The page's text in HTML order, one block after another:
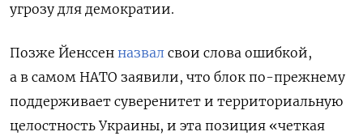
угрозу для демократии.
Позже Йенссен назвал свои слова ошибкой,
а в самом НАТО заявили, что блок по-прежнему
поддерживает суверенитет и территориальную
целостность Украины, и эта позиция «четкая